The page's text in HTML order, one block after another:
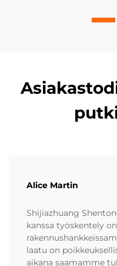
Alice Martin
Shijiazhuang
kanssa työskentely
laatu on
aikana saamamme